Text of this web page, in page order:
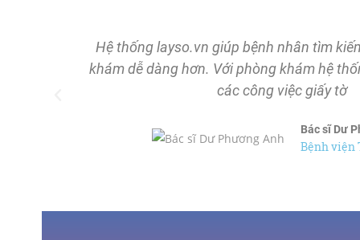
Hệ thống layso.vn giúp bệnh nhân tìm
khám dễ dàng hơn. Với phòng khám hệ
các công việc giấy tờ
Bác sĩ Dư
Bệnh viện